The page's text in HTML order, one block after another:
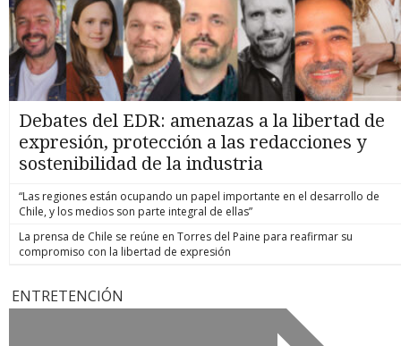
Debates del EDR: amenazas a la libertad de
expresión, protección a las redacciones y
sostenibilidad de la industria
“Las regiones están ocupando un papel importante en el desarrollo de
Chile, y los medios son parte integral de ellas”
La prensa de Chile se reúne en Torres del Paine para reafirmar su
compromiso con la libertad de expresión
ENTRETENCIÓN